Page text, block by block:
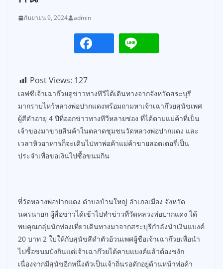
กันยายน 9, 2024 admin
Post Views: 127
เอฟซีเจ้าเฉาก๊วยดูข่าวทางทีวีได้เดินทางจากจังหวัดสระบุรี
มากราบไหว้หลวงพ่อปากแดงพร้อมถามหาเจ้าเฉาก๊วยสุนัขเพศ
ผู้สีดำอายุ 4 ปีที่ออกข่าวทางทีวีหลายช่อง ที่ได้ตามแม่ค้าที่เป็น
เจ้าของมาขายสินค้าในตลาดชุมชนวัดหลวงพ่อปากแดง และ
เวลาหิวอาหารก็จะเดินไปหาพ่อค้าแม่ค้าขายลอตเตอรี่เป็น
ประจำเพื่อขอเงินไปซื้อขนมกิน
ที่วัดหลวงพ่อปากแดง ตำบลบ้านใหญ่ อำเภอเมือง จังหวัด
นครนายก ผู้สื่อข่าวได้เข้าไปทำข่าวที่วัดหลวงพ่อปากแดง ได้
พบคุณกลุ่มนักท่องเที่ยวเดินทางมาจากสระบุรีกำลังนำเงินแบงค์
20 บาท 2 ใบให้กับสุนัขสีดำตัวอ้วนเพศผู้ชื่อเจ้าเฉาก๊วยเพื่อนำ
ไปซื้อขนมปังกินแต่เจ้าเฉาก๊วยได้คาบแบงค์แล้วต้องชงัก
เนื่องจากมีสุนัขอีกหนึ่งตัวเป็นเจ้าถิ่นรอดักอยู่ด้านหน้าพ่อค้า